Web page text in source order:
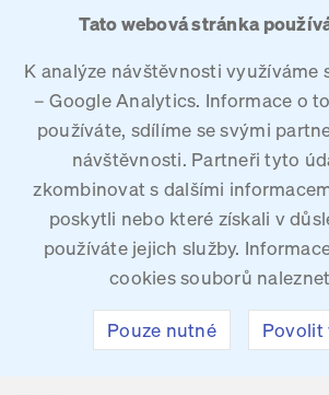
Tato webová stránka
K analýze návštěvnosti využíváme
– Google Analytics. Informace o
používáte, sdílíme se svými
návštěvnosti. Partneři tyto
zkombinovat s dalšími
poskytli nebo které získali v
používáte jejich služby.
cookies souborů
Pouze nutné Povolit